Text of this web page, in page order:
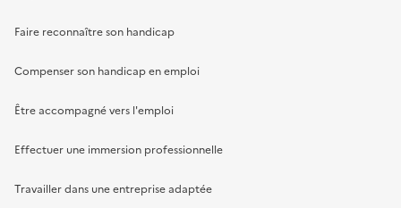
Faire reconnaître son handicap
Compenser son handicap en emploi
Être accompagné vers l'emploi
Effectuer une immersion professionnelle
Travailler dans une entreprise adaptée